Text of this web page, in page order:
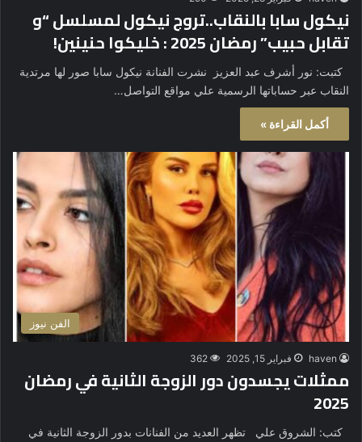
نيكول سابا بالنقاب..تروج نيكول لمسلسل “و
تقابل حبيب” رمضان 2025 : خليكوا حنينين!
كتبت: نور أشرف عبد العزيز نشرت الفنانة نيكول سابا صور لها مرتدية
النقاب عبر حساباتها الرسمية علي مواقع التواصل…
أكمل القراءة »
الفن نيوز
haven فبراير 15, 2025 362
ممثلات يجسدون دور الزوجة الثانية في رمضان
2025
كتب: الشروق علي تظهر العديد من الفنانات بدور الزوجة الثانية في